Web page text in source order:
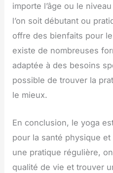
importe l’âge ou le
l’on soit débutant ou
offre des bienfaits pour
existe de nombreuses
adaptée à des besoins
possible de trouver la
le mieux.
En conclusion, le yoga
pour la santé physique
une pratique régulière,
qualité de vie et trouver